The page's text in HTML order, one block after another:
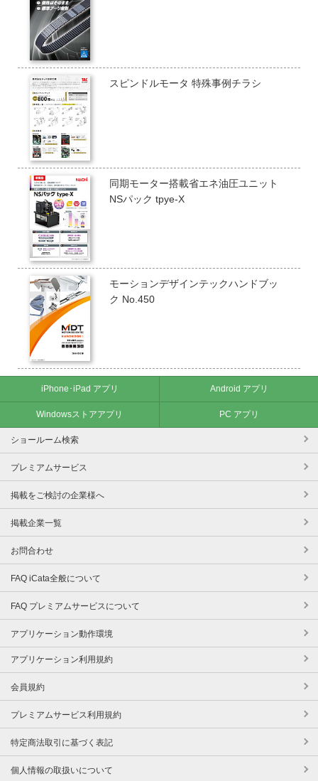
スピンドルモータ 特殊事例チラシ
同期モーター搭載省エネ油圧ユニット
NSパック tpye-X
モーションデザインテックハンドブッ
ク No.450
iPhone･iPad アプリ Android アプリ
Windowsストアアプリ PC アプリ
ショールーム検索
プレミアムサービス
掲載をご検討の企業様へ
掲載企業一覧
お問合わせ
FAQ iCata全般について
FAQ プレミアムサービスについて
アプリケーション動作環境
アプリケーション利用規約
会員規約
プレミアムサービス利用規約
特定商法取引に基づく表記
個人情報の取扱いについて